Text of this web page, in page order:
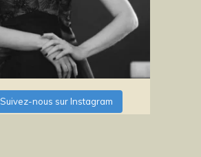
Suivez-nous sur Instagram